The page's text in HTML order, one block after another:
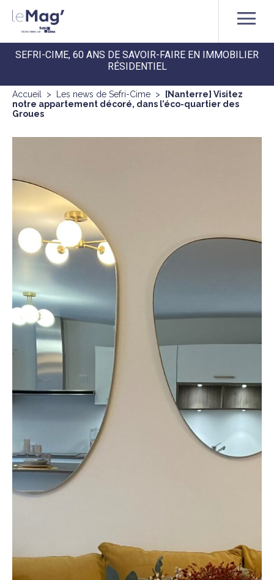
SEFRI-CIME, 60 ANS DE SAVOIR-FAIRE EN IMMOBILIER
RÉSIDENTIEL
Accueil > Les news de Sefri-Cime >
[Nanterre] Visitez
notre appartement décoré, dans l’éco-quartier des
Groues